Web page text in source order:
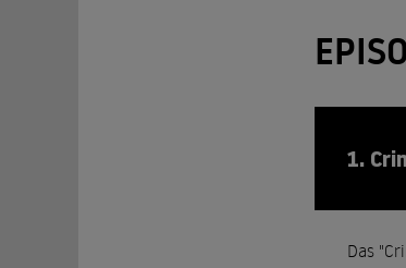
1.
Das